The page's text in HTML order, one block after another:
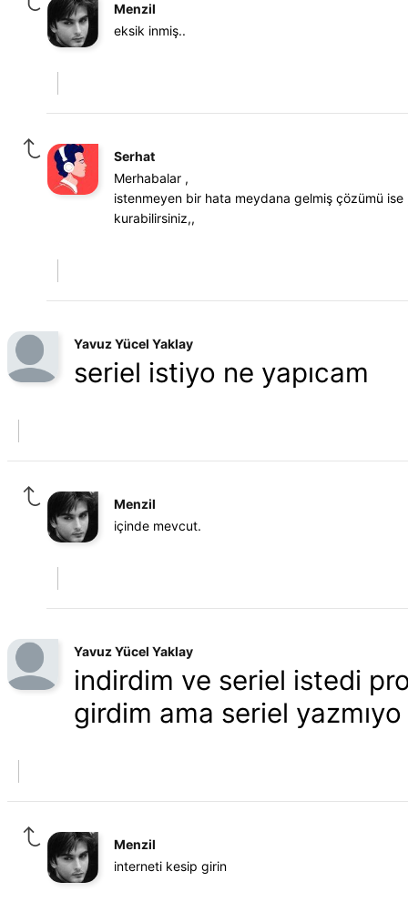
Menzil
eksik inmiş..
Serhat
Merhabalar ,
istenmeyen bir hata meydana gelmiş çözümü
kurabilirsiniz,,
Yavuz Yücel Yaklay
seriel istiyo ne yapıcam
Menzil
içinde mevcut.
Yavuz Yücel Yaklay
indirdim ve seriel istedi
girdim ama seriel yazmıyo
Menzil
interneti kesip girin